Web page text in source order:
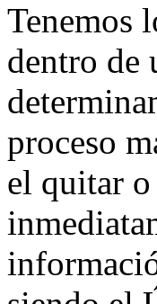
Tenemos
dentro de
proceso
el quitar